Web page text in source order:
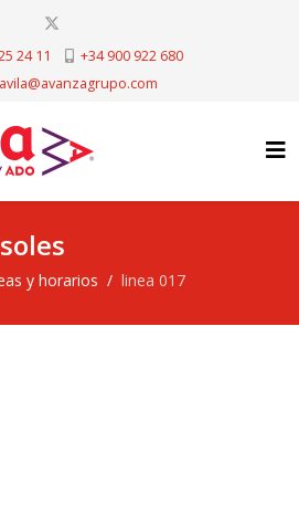
24 11
+34 900 922 680
y horarios linea 017